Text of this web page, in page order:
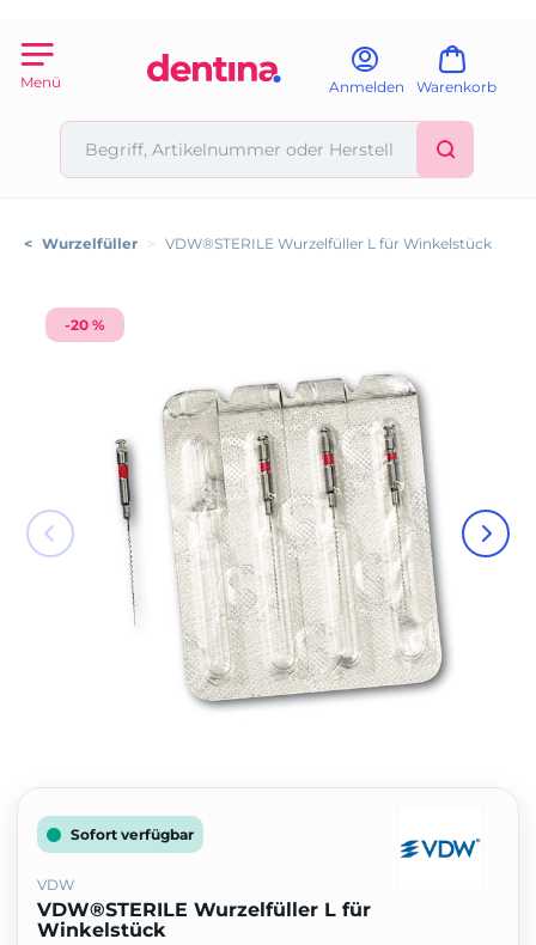
Menü Anmelden Warenkorb
< Wurzelfüller > VDW®STERILE Wurzelfüller L für Winkelstück
-20 %
Sofort verfügbar
VDW
VDW®STERILE Wurzelfüller L für
Winkelstück